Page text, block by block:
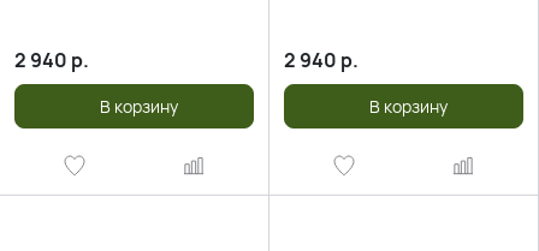
2 940 р.
В корзину
2 940 р.
В корзину